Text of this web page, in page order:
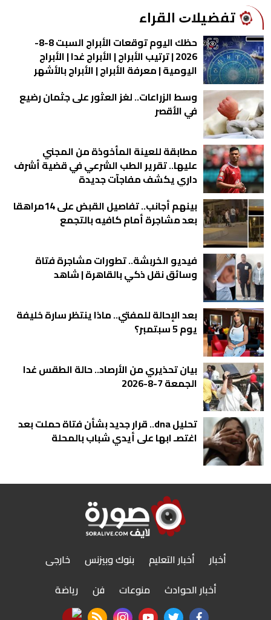
ﺗﻔﻀﻴﻼﺕ اﻟﻘﺮاء
حظك اليوم توقعات الأبراج السبت 8-8-
2026 | ترتيب الأبراج | الأبراج غدا | الأبراج
اليومية | معرفة الأبراج | الأبراج بالأشهر
وسط الزراعات.. لغز العثور على جثمان رضيع
في الأقصر
مطابقة للعينة المأخوذة من المجني
عليها.. تقرير الطب الشرعي في قضية أشرف
داري يكشف مفاجآت جديدة
بينهم أجانب.. تفاصيل القبض على 14مراهقا
بعد مشاجرة أمام كافيه بالتجمع
فيديو الخربشة.. تطورات مشاجرة فتاة
وسائق نقل ذكي بالقاهرة | شاهد
بعد الإحالة للمفتي.. ماذا ينتظر سارة خليفة
يوم 5 سبتمبر؟
بيان تحذيري من الأرصاد.. حالة الطقس غدا
الجمعة 7-8-2026
تحليل dna.. قرار جديد بشأن فتاة حملت بعد
اغتصـ ابها على أيدي شباب بالمحلة
أخبار أخبار التعليم بنوك وبيزنس
خارجى
أخبار الحوادث
منوعات فن
رياضة
facebook
twitter
youtube
instagram
rss feed
nabd app